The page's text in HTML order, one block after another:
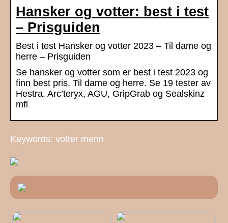
Hansker og votter: best i test
– Prisguiden
Best i test Hansker og votter 2023 – Til dame og
herre – Prisguiden
Se hansker og votter som er best i test 2023 og
finn best pris. Til dame og herre. Se 19 tester av
Hestra, Arc’teryx, AGU, GripGrab og Sealskinz
mfl
Keywords: votter menn